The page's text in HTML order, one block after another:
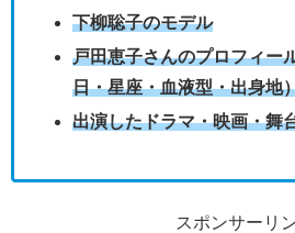
下柳聡子のモデル
戸田恵子さんのプロフィー
日・星座・血液型・出身地
出演したドラマ・映画・舞
スポンサーリ